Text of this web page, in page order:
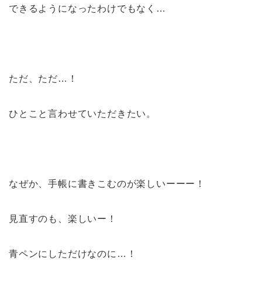
できるようになったわけでもなく…
ただ、ただ…！
ひとこと言わせていただきたい。
なぜか、手帳に書きこむのが楽しいーーー！
見直すのも、楽しいー！
青ペンにしただけなのに…！